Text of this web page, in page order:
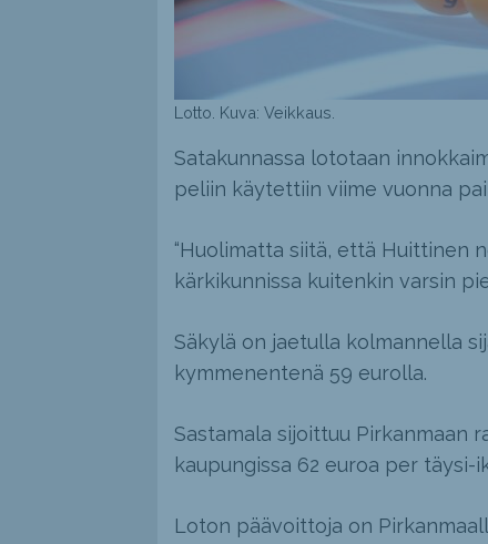
Lotto. Kuva: Veikkaus.
Satakunnassa lototaan
peliin käytettiin viime vuonna
“Huolimatta siitä, että Huittinen
kärkikunnissa kuitenkin varsin
Säkylä on jaetulla kolmannella
kymmenentenä 59 eurolla.
Sastamala sijoittuu Pirkanmaan
kaupungissa 62 euroa per täysi-
Loton päävoittoja on